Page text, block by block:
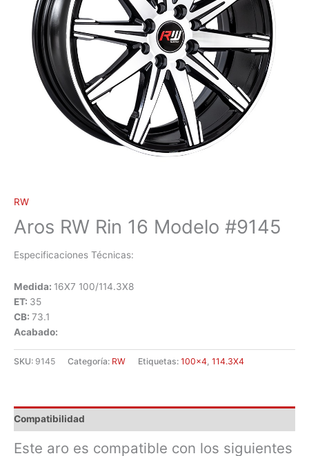
RW
Aros RW Rin 16 Modelo #9145
Especificaciones Técnicas:
Medida: 16X7 100/114.3X8
ET: 35
CB: 73.1
Acabado:
SKU: 9145 Categoría: RW Etiquetas: 100x4 114.3X4
Compatibilidad
Este aro es compatible con los siguientes